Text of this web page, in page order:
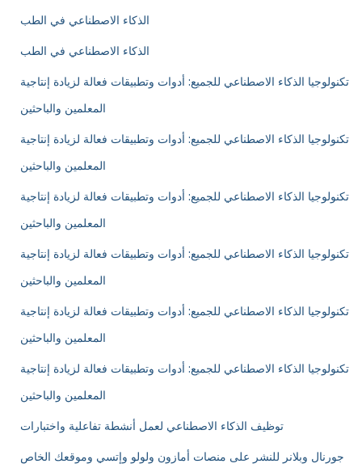
الذكاء الاصطناعي في الطب
الذكاء الاصطناعي في الطب
تكنولوجيا الذكاء الاصطناعي للجميع: أدوات وتطبيقات فعالة لزيادة إنتاجية
المعلمين والباحثين
تكنولوجيا الذكاء الاصطناعي للجميع: أدوات وتطبيقات فعالة لزيادة إنتاجية
المعلمين والباحثين
تكنولوجيا الذكاء الاصطناعي للجميع: أدوات وتطبيقات فعالة لزيادة إنتاجية
المعلمين والباحثين
تكنولوجيا الذكاء الاصطناعي للجميع: أدوات وتطبيقات فعالة لزيادة إنتاجية
المعلمين والباحثين
تكنولوجيا الذكاء الاصطناعي للجميع: أدوات وتطبيقات فعالة لزيادة إنتاجية
المعلمين والباحثين
تكنولوجيا الذكاء الاصطناعي للجميع: أدوات وتطبيقات فعالة لزيادة إنتاجية
المعلمين والباحثين
توظيف الذكاء الاصطناعي لعمل أنشطة تفاعلية واختبارات
جورنال وبلانر للنشر على منصات أمازون ولولو وإتسي وموقعك الخاص